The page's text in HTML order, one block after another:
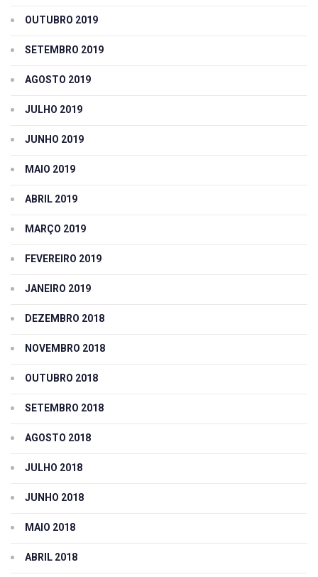
OUTUBRO 2019
SETEMBRO 2019
AGOSTO 2019
JULHO 2019
JUNHO 2019
MAIO 2019
ABRIL 2019
MARÇO 2019
FEVEREIRO 2019
JANEIRO 2019
DEZEMBRO 2018
NOVEMBRO 2018
OUTUBRO 2018
SETEMBRO 2018
AGOSTO 2018
JULHO 2018
JUNHO 2018
MAIO 2018
ABRIL 2018